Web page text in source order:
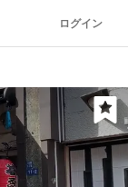
ログイン